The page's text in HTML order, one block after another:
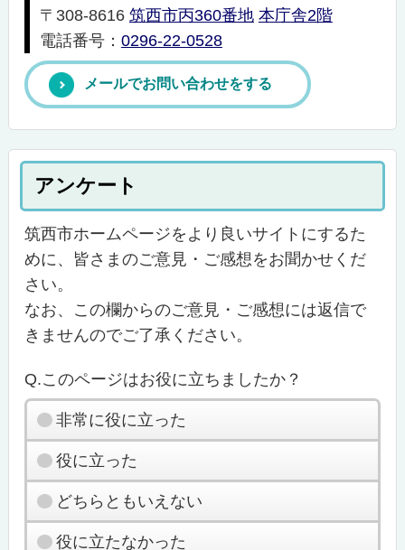
〒308-8616 筑西市丙360番地 本庁舎2階
電話番号： 0296-22-0528
メールでお問い合わせをする
アンケート
筑西市ホームページをより良いサイトにするた
めに、皆さまのご意見・ご感想をお聞かせくだ
さい。
なお、この欄からのご意見・ご感想には返信で
きませんのでご了承ください。
Q.このページはお役に立ちましたか？
非常に役に立った
役に立った
どちらともいえない
役に立たなかった